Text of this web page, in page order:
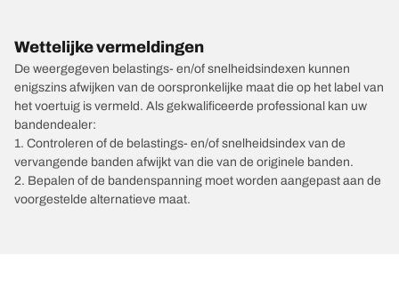
Wettelijke vermeldingen
De weergegeven belastings- en/of snelheidsindexen kunnen
enigszins afwijken van de oorspronkelijke maat die op het label van
het voertuig is vermeld. Als gekwalificeerde professional kan uw
bandendealer:
1. Controleren of de belastings- en/of snelheidsindex van de
vervangende banden afwijkt van die van de originele banden.
2. Bepalen of de bandenspanning moet worden aangepast aan de
voorgestelde alternatieve maat.